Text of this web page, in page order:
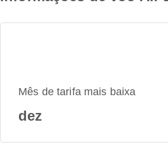
Mês de tarifa mais baixa
dez